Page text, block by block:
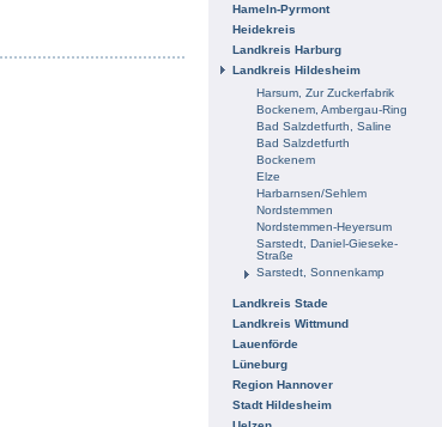
Hameln-Pyrmont
Heidekreis
Landkreis Harburg
Landkreis Hildesheim
Harsum, Zur Zuckerfabrik
Bockenem, Ambergau-Ring
Bad Salzdetfurth, Saline
Bad Salzdetfurth
Bockenem
Elze
Harbarnsen/Sehlem
Nordstemmen
Nordstemmen-Heyersum
Sarstedt, Daniel-Gieseke-
Straße
Sarstedt, Sonnenkamp
Landkreis Stade
Landkreis Wittmund
Lauenförde
Lüneburg
Region Hannover
Stadt Hildesheim